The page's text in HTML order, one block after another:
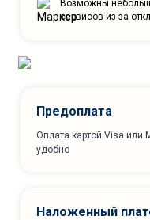
Возможны
сервисов из-за
Предоплата
Оплата картой Visa или
удобно
Наложенный